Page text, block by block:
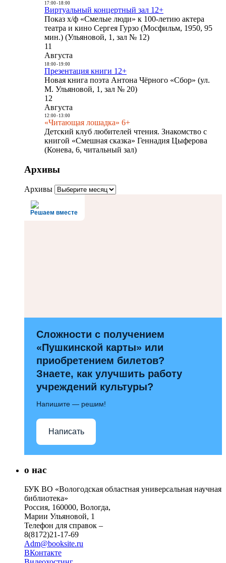
17:00- 18:00
Виртуальный концертный зал 12+
Показ х/ф «Смелые люди» к 100-летию актера
театра и кино Сергея Гурзо (Мосфильм, 1950, 95
мин.) (Ульяновой, 1, зал № 12)
11
Августа
18:00- 19:00
Презентация книги 12+
Новая книга поэта Антона Чёрного «Сбор» (ул.
М. Ульяновой, 1, зал № 20)
12
Августа
12:00- 13:00
«Читающая лошадка» 6+
Детский клуб любителей чтения. Знакомство с
книгой «Смешная сказка» Геннадия Цыферова
(Конева, 6, читальный зал)
Архивы
Архивы
Решаем вместе
Сложности с получением
«Пушкинской карты» или
приобретением билетов?
Знаете, как улучшить работу
учреждений культуры?
Напишите — решим!
Написать
о нас
БУК ВО «Вологодская областная универсальная научная
библиотека»
Россия, 160000, Вологда,
Марии Ульяновой, 1
Телефон для справок –
8(8172)21-17-69
Adm@booksite.ru
ВКонтакте